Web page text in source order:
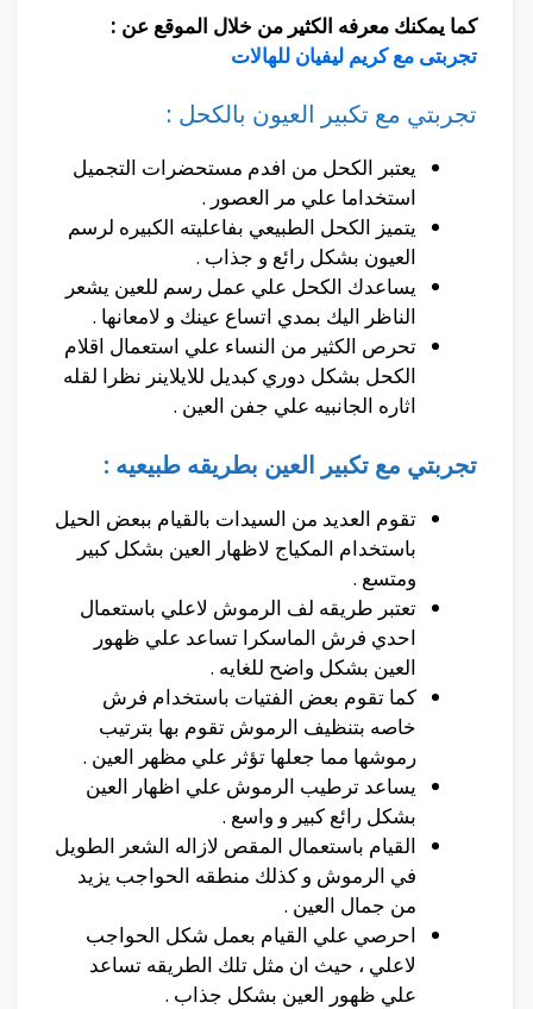
كما يمكنك معرفه الكثير من خلال الموقع عن :
تجربتى مع كريم ليفيان للهالات
تجربتي مع تكبير العيون بالكحل :
يعتبر الكحل من افدم مستحضرات التجميل
استخداما علي مر العصور .
يتميز الكحل الطبيعي بفاعليته الكبيره لرسم
العيون بشكل رائع و جذاب .
يساعدك الكحل علي عمل رسم للعين يشعر
الناظر اليك بمدي اتساع عينك و لامعانها .
تحرص الكثير من النساء علي استعمال اقلام
الكحل بشكل دوري كبديل للايلاينر نظرا لقله
اثاره الجانبيه علي جفن العين .
تجربتي مع تكبير العين بطريقه طبيعيه :
تقوم العديد من السيدات بالقيام ببعض الحيل
باستخدام المكياج لاظهار العين بشكل كبير
ومتسع .
تعتبر طريقه لف الرموش لاعلي باستعمال
احدي فرش الماسكرا تساعد علي ظهور
العين بشكل واضح للغايه .
كما تقوم بعض الفتيات باستخدام فرش
خاصه بتنظيف الرموش تقوم بها بترتيب
رموشها مما جعلها تؤثر علي مظهر العين .
يساعد ترطيب الرموش علي اظهار العين
بشكل رائع كبير و واسع .
القيام باستعمال المقص لازاله الشعر الطويل
في الرموش و كذلك منطقه الحواجب يزيد
من جمال العين .
احرصي علي القيام بعمل شكل الحواجب
لاعلي ، حيث ان مثل تلك الطريقه تساعد
علي ظهور العين بشكل جذاب .